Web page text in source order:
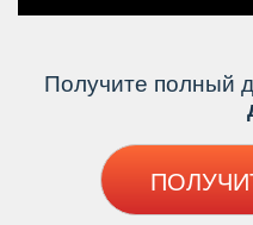
Получите полный